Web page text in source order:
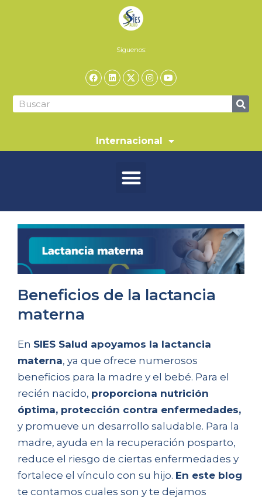
Síguenos:
Internacional
Beneficios de la lactancia
materna
En SIES Salud apoyamos la lactancia
materna, ya que ofrece numerosos
beneficios para la madre y el bebé. Para el
recién nacido, proporciona nutrición
óptima, protección contra enfermedades,
y promueve un desarrollo saludable. Para la
madre, ayuda en la recuperación posparto,
reduce el riesgo de ciertas enfermedades y
fortalece el vínculo con su hijo. En este blog
te contamos cuales son y te dejamos